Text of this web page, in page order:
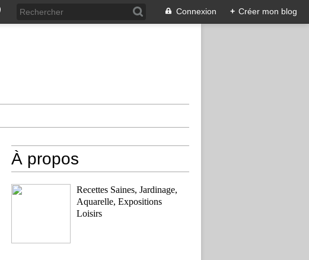
Connexion + Créer mon blog
À propos
Recettes Saines, Jardinage,
Aquarelle, Expositions
Loisirs